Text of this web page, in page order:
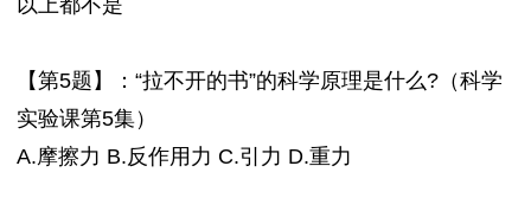
【第5题】：“拉不开的书”的科学原理是什么?（科学
实验课第5集）
A.摩擦力 B.反作用力 C.引力 D.重力